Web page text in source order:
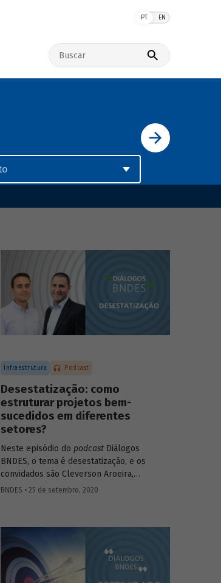
PT EN
Buscar no site
Infraestrutura Podcast
Desestatização: como
estruturar projetos bem-
sucedidos em diferentes
setores?
Neste episódio do podcast Diálogos
BNDES, o tema é desestatização, e os
convidados são Cleverson Aroeira,
superintendente da Área de Estruturação
International Finance Corporation (IFC), do
falam sobre as diferentes modalidades de
desestatização, os modelos de regulação e
contrato, o processo de estruturação de
BNDES • 25 de setembro, 2020